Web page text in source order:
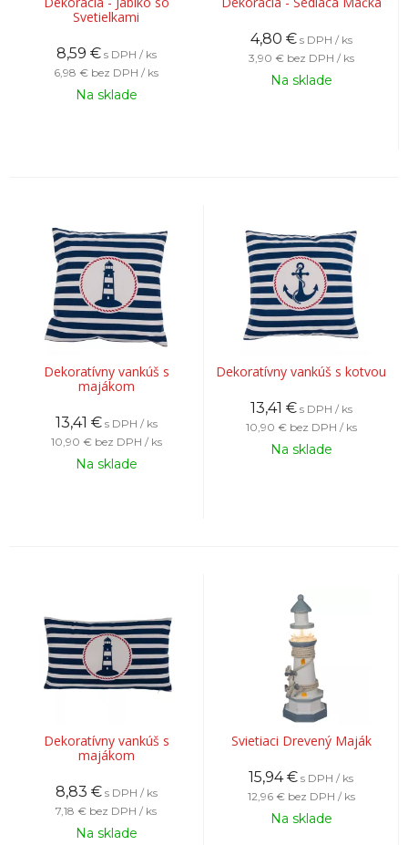
Svetielkami
8,59 € s DPH / ks
6,98 € bez DPH / ks
Na sklade
4,80 € s DPH / ks
3,90 € bez DPH / ks
Na sklade
Dekoratívny vankúš s
majákom
13,41 € s DPH / ks
10,90 € bez DPH / ks
Na sklade
Dekoratívny vankúš s kotvou
13,41 € s DPH / ks
10,90 € bez DPH / ks
Na sklade
Dekoratívny vankúš s
majákom
8,83 € s DPH / ks
7,18 € bez DPH / ks
Na sklade
Svietiaci Drevený Maják
15,94 € s DPH / ks
12,96 € bez DPH / ks
Na sklade